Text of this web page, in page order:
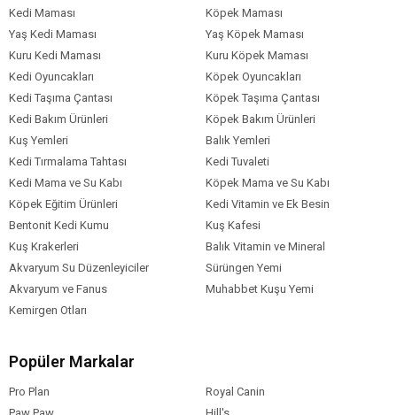
Vitamin D3: 1,500 IU
Vitamin E: 550 mg
Taurin: 1,200 mg
Çinko: 120 mg
Demir: 70 mg
Manganez: 40 mg
Selenyum: 0,3 mg
Analitik Bileşenler
Protein: %34
Yağ: %14
Lif: %3
Kül: %7
Omega-3: %1,2
Kedi Yaş Aralığı Yavru (0-12 Ay)
Kedi Maması
Köpek Maması
Yaş Kedi Maması
Yaş Köpek Maması
Kuru Kedi Maması
Kuru Köpek Maması
Kedi Oyuncakları
Köpek Oyuncakları
Kedi Taşıma Çantası
Köpek Taşıma Çantası
Kedi Bakım Ürünleri
Köpek Bakım Ürünleri
Kuş Yemleri
Balık Yemleri
Kedi Tırmalama Tahtası
Kedi Tuvaleti
Kedi Mama ve Su Kabı
Köpek Mama ve Su Kabı
Köpek Eğitim Ürünleri
Kedi Vitamin ve Ek Besin
Bentonit Kedi Kumu
Kuş Kafesi
Kuş Krakerleri
Balık Vitamin ve Mineral
Akvaryum Su Düzenleyiciler
Sürüngen Yemi
Akvaryum ve Fanus
Muhabbet Kuşu Yemi
Kemirgen Otları
Popüler Markalar
Pro Plan
Royal Canin